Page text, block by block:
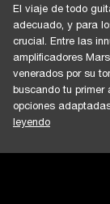
El viaje de todo
adecuado, y para
crucial. Entre las
amplificadores
venerados por su
buscando tu primer
opciones
leyendo